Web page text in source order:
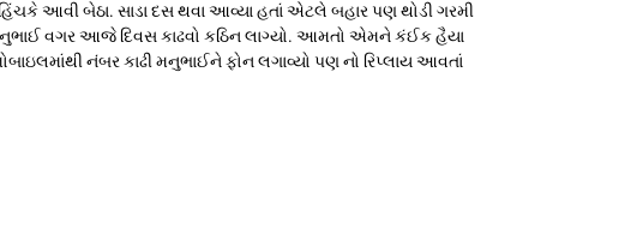
આવી બેઠા. સાડા દસ થવા આવ્યા હતાં એટલે બહાર પણ થોડી ગરમી
વગર આજે દિવસ કાઢવો કઠિન લાગ્યો. આમતો એમને કંઈક હૈયા
નંબર કાઢી મનુભાઈને ફોન લગાવ્યો પણ નો રિપ્લાય આવતાં